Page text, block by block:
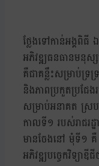
ថ្លែងទៅកាន់អង្គពិ
អភិវឌ្ឍធនធានម
គឺជាគន្លឹះសម្រាប់ទ្រ
និងភាពប្រកួតប្រជែ
សម្រាប់អនាគត ស្
កាលទី១ របស់រាជរ
មានចែងនៅ មុំទី១
អភិវឌ្ឍបច្ចេកវិទ្យា